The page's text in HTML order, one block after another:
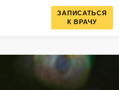
ЗАПИСАТЬСЯ
К ВРАЧУ